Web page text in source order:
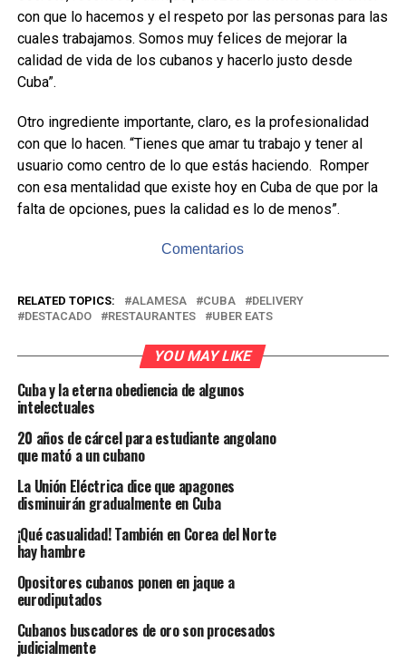
con que lo hacemos y el respeto por las personas para las
cuales trabajamos. Somos muy felices de mejorar la
calidad de vida de los cubanos y hacerlo justo desde
Cuba”.
Otro ingrediente importante, claro, es la profesionalidad
con que lo hacen. “Tienes que amar tu trabajo y tener al
usuario como centro de lo que estás haciendo. Romper
con esa mentalidad que existe hoy en Cuba de que por la
falta de opciones, pues la calidad es lo de menos”.
Comentarios
RELATED TOPICS: ALAMESA CUBA
DELIVERY
DESTACADO
RESTAURANTES UBER EATS
YOU MAY LIKE
Cuba y la eterna obediencia de algunos
intelectuales
20 años de cárcel para estudiante angolano
que mató a un cubano
La Unión Eléctrica dice que apagones
disminuirán gradualmente en Cuba
¡Qué casualidad! También en Corea del Norte
hay hambre
Opositores cubanos ponen en jaque a
eurodiputados
Cubanos buscadores de oro son procesados
judicialmente